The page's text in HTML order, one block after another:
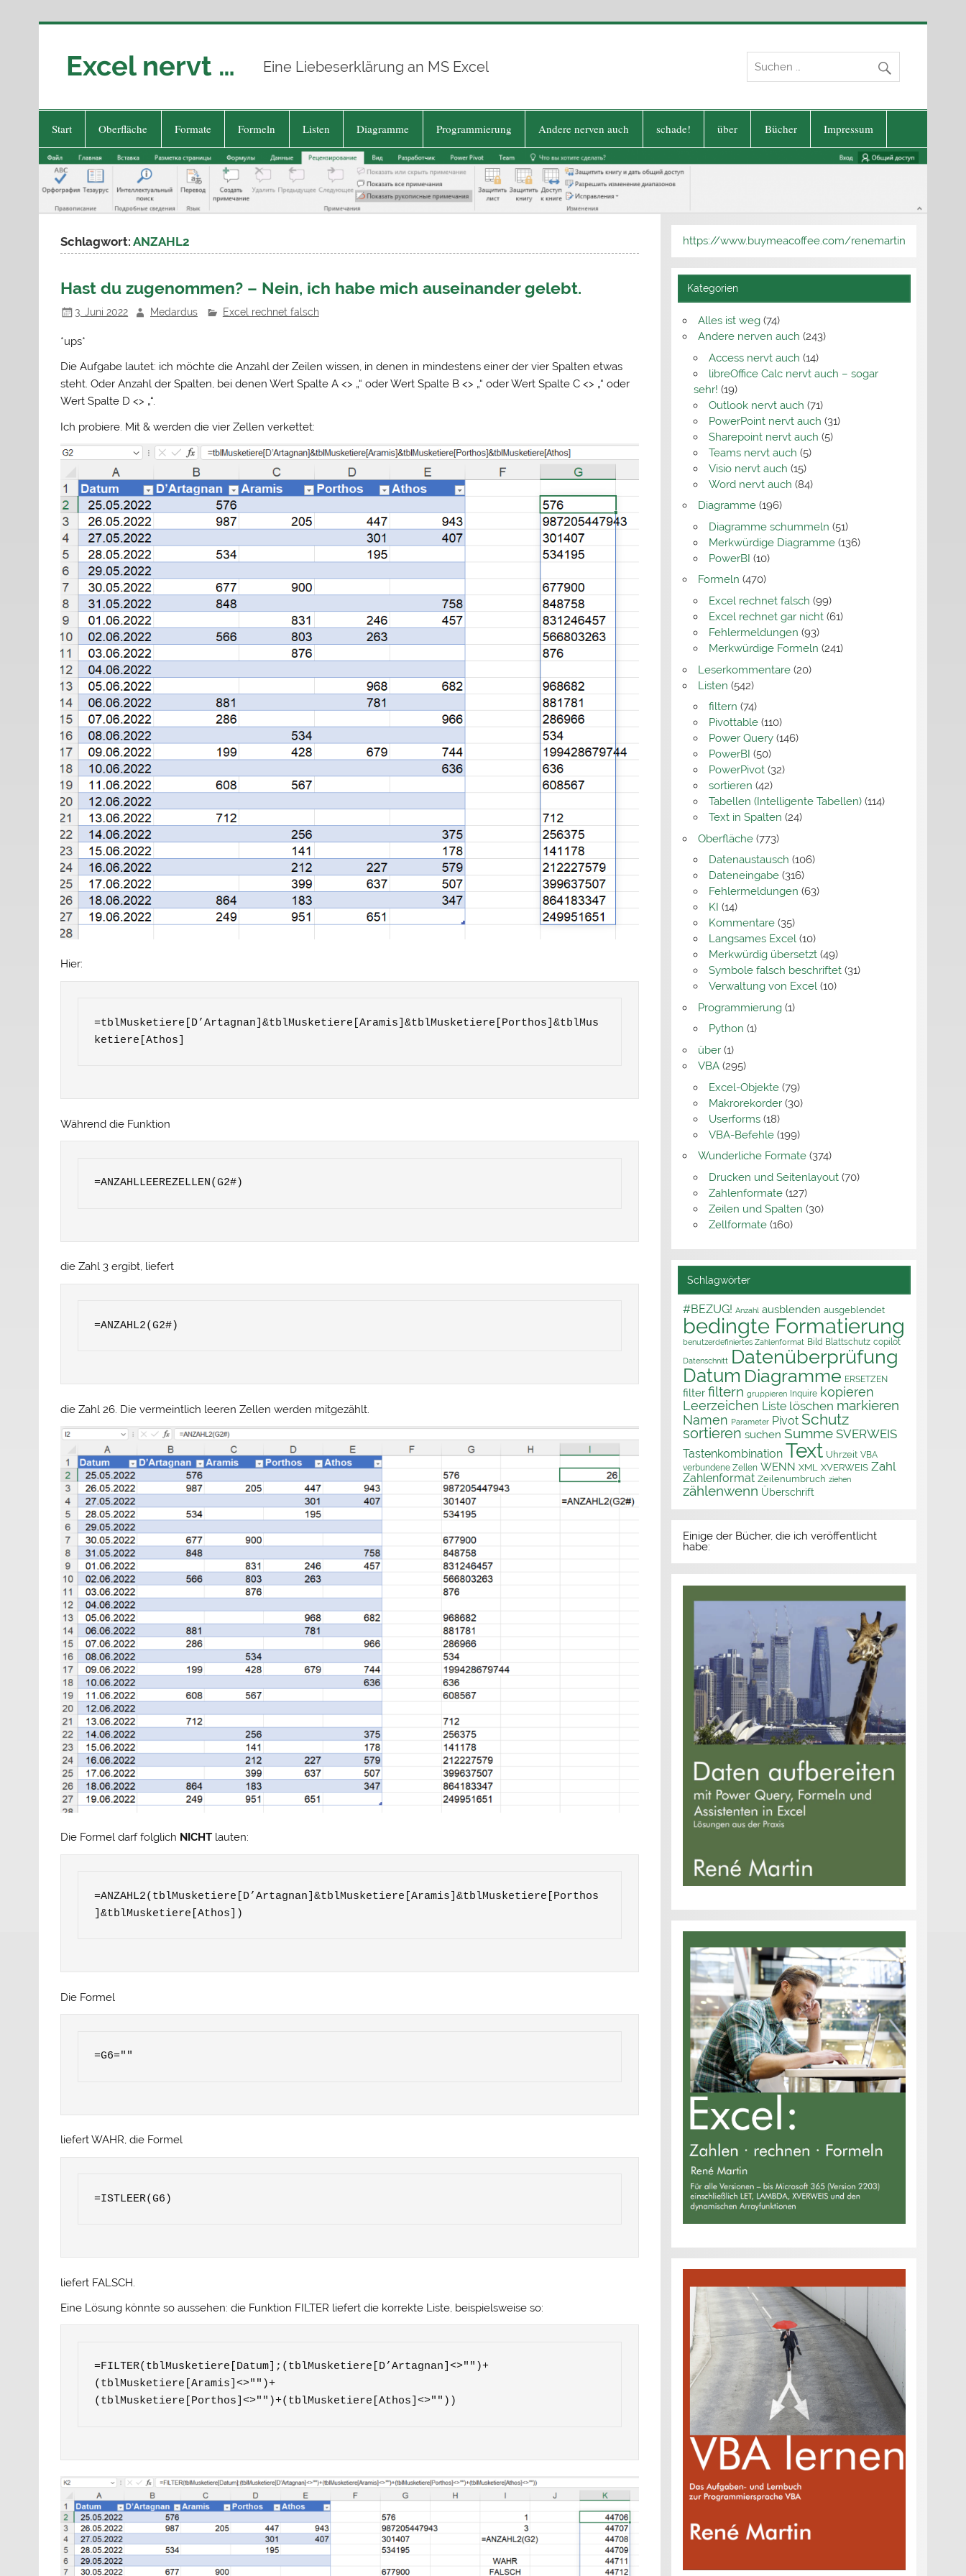
Excel nervt … Eine Liebeserklärung an MS Excel
Start Oberfläche Formate Formeln Listen Diagramme Programmierung Andere nerven auch schade! über Bücher Impressum
Schlagwort:ANZAHL2
Hast du zugenommen? – Nein, ich habe mich auseinander gelebt.
3. Juni 2022 Medardus Excel rechnet falsch
*ups*
Die Aufgabe lautet: ich möchte die Anzahl der Zeilen wissen, in denen in mindestens einer der vier Spalten etwas
steht. Oder Anzahl der Spalten, bei denen Wert Spalte A <> „“ oder Wert Spalte B <> „“ oder Wert Spalte C <> „“ oder
Wert Spalte D <> „“.
Ich probiere. Mit & werden die vier Zellen verkettet:
Hier:
=tblMusketiere[D’Artagnan]&tblMusketiere[Aramis]&tblMusketiere[Porthos]&tblMus
ketiere[Athos]
Während die Funktion
die Zahl 3 ergibt, liefert
=ANZAHL2(G2#)
die Zahl 26. Die vermeintlich leeren Zellen werden mitgezählt.
Die Formel darf folglich NICHT lauten:
=ANZAHL2(tblMusketiere[D’Artagnan]&tblMusketiere[Aramis]&tblMusketiere[Porthos
]&tblMusketiere[Athos])
Die Formel
=G6=""
liefert WAHR, die Formel
=ISTLEER(G6)
liefert FALSCH.
Eine Lösung könnte so aussehen: die Funktion FILTER liefert die korrekte Liste, beispielsweise so:
=FILTER(tblMusketiere[Datum];(tblMusketiere[D’Artagnan]<>"")+
(tblMusketiere[Aramis]<>"")+
(tblMusketiere[Porthos]<>"")+(tblMusketiere[Athos]<>""))
https://www.buymeacoffee.com/renemartin
Kategorien
Alles ist weg(74)
Andere nerven auch (243)
Access nervt auch (14)
libreOffice Calc nervt auch – sogar
sehr! (19)
Outlook nervt auch (71)
PowerPoint nervt auch (31)
Sharepoint nervt auch (5)
Teams nervt auch (5)
Visio nervt auch (15)
Word nervt auch (84)
Diagramme(196)
Diagramme schummeln (51)
Merkwürdige Diagramme (136)
PowerBI (10)
Formeln (470)
Excel rechnet falsch (99)
Excel rechnet gar nicht (61)
Fehlermeldungen (93)
Merkwürdige Formeln (241)
Leserkommentare(20)
Listen (542)
filtern (74)
Pivottable (110)
Power Query (146)
PowerBI (50)
PowerPivot (32)
sortieren (42)
Tabellen (Intelligente Tabellen) (114)
Text in Spalten (24)
Oberfläche(773)
Datenaustausch (106)
Dateneingabe (316)
Fehlermeldungen (63)
KI (14)
Kommentare (35)
Langsames Excel (10)
Merkwürdig übersetzt (49)
Symbole falsch beschriftet (31)
Verwaltung von Excel (10)
Programmierung(1)
Python (1)
über(1)
VBA(295)
Excel-Objekte (79)
Makrorekorder (30)
Userforms (18)
VBA-Befehle (199)
Wunderliche Formate(374)
Drucken und Seitenlayout (70)
Zahlenformate (127)
Zeilen und Spalten (30)
Zellformate (160)
Schlagwörter
#BEZUG! Anzahl ausblenden ausgeblendet
bedingte Formatierung
benutzerdefiniertes Zahlenformat Bild Blattschutz copilot
Datenschnitt Datenüberprüfung
Datum Diagramme ERSETZEN
filter filtern gruppieren Inquire kopieren
Leerzeichen Liste löschen markieren
Namen Parameter Pivot Schutz
sortieren suchen Summe SVERWEIS
Tastenkombination Text Uhrzeit VBA
verbundene Zellen WENN XML XVERWEIS Zahl
Zahlenformat Zeilenumbruch ziehen
zählenwenn Überschrift
Einige der Bücher, die ich veröffentlicht
habe: